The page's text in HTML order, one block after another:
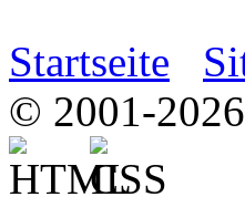
Startseite
© 2001-